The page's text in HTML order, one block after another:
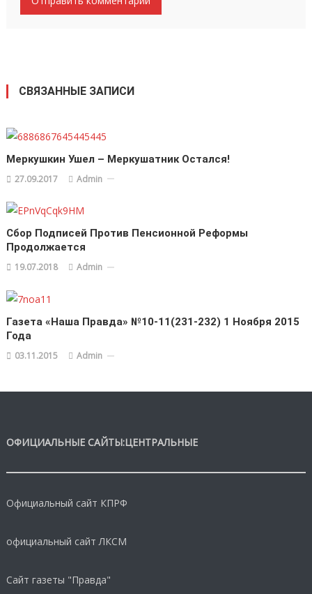
СВЯЗАННЫЕ ЗАПИСИ
Меркушкин Ушел – Меркушатник Остался!
27.09.2017 Admin
Сбор Подписей Против Пенсионной Реформы
Продолжается
19.07.2018 Admin
Газета «Наша Правда» №10-11(231-232) 1 Ноября 2015
Года
03.11.2015 Admin
ОФИЦИАЛЬНЫЕ САЙТЫ:ЦЕНТРАЛЬНЫЕ
Официальный сайт КПРФ
официальный сайт ЛКСМ
Сайт газеты "Правда"